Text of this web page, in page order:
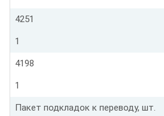
4251
1
4198
1
Пакет подкладок к переводу, шт.